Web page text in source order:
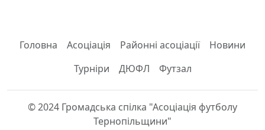
Головна Асоціація Районні асоціації
Новини
Турніри
ДЮФЛ Футзал
© 2024 Громадська спілка "Асоціація футболу
Тернопільщини"